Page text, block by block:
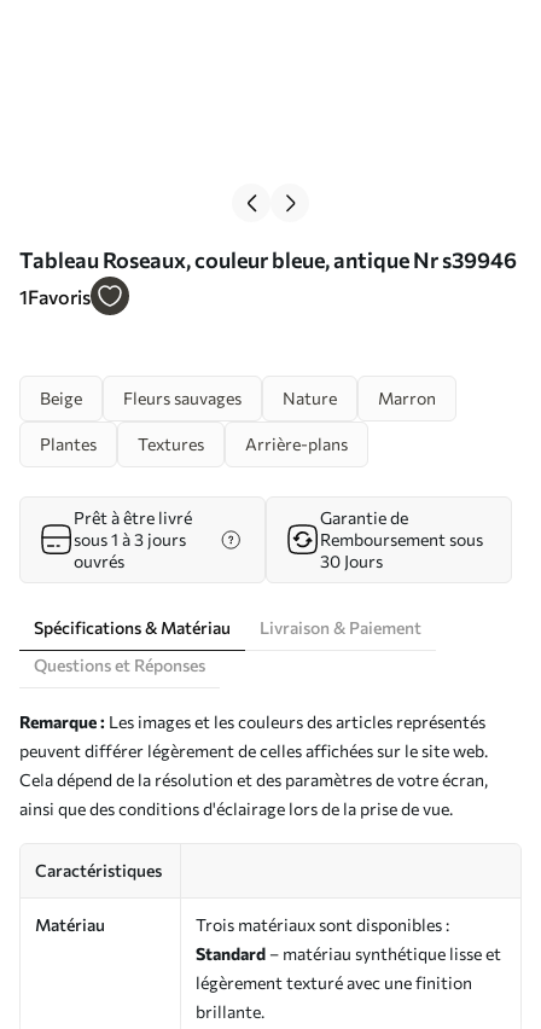
Tableau Roseaux, couleur bleue, antique Nr s39946
1Favoris
Beige Fleurs sauvages Nature Marron
Plantes Textures Arrière-plans
Prêt à être livré
sous 1 à 3 jours
ouvrés
Garantie de
Remboursement sous
30 Jours
Spécifications & Matériau
Livraison & Paiement
Questions et Réponses
Remarque : Les images et les couleurs des articles représentés
peuvent différer légèrement de celles affichées sur le site web.
Cela dépend de la résolution et des paramètres de votre écran,
ainsi que des conditions d'éclairage lors de la prise de vue.
Caractéristiques
Matériau
Trois matériaux sont disponibles :
Standard – matériau synthétique lisse et
légèrement texturé avec une finition
brillante.